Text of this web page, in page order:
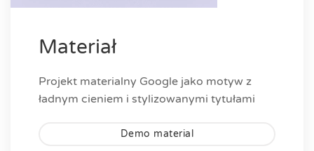
Materiał
Projekt materialny Google jako motyw z
ładnym cieniem i stylizowanymi tytułami
Demo material